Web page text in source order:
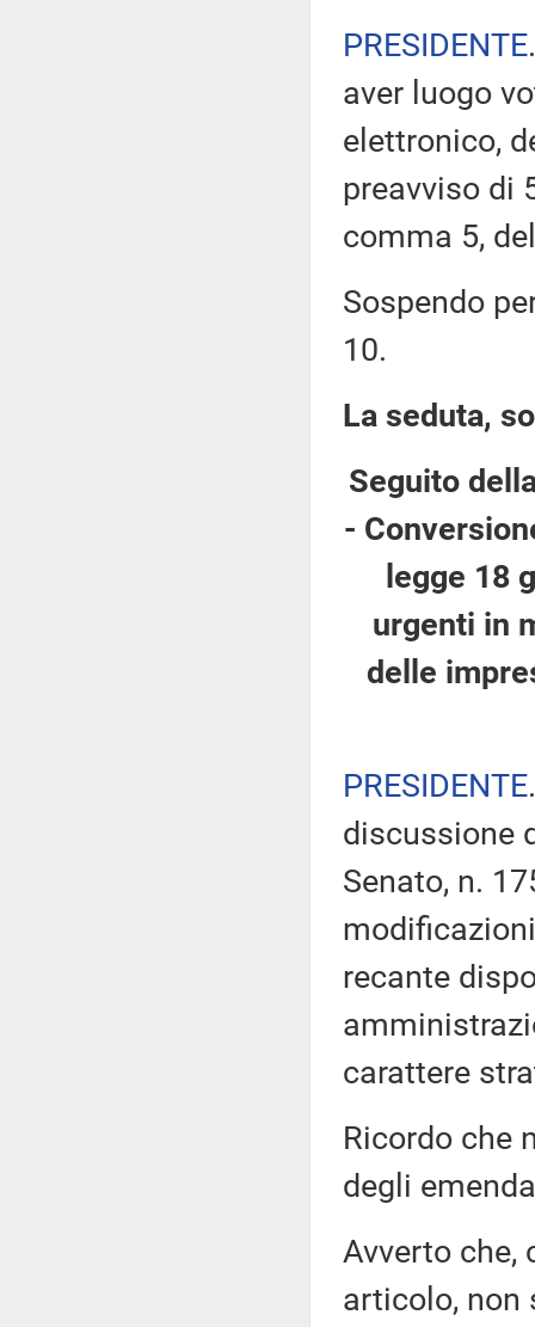
PRESIDENTE
aver luogo
elettronico,
preavviso di
comma 5,
Sospendo
10.
La seduta,
Seguito
-
legge 18
urgenti in
delle
PRESIDENTE
discussione
Senato, n.
recante
carattere
Ricordo che
degli
Avverto che,
articolo, non